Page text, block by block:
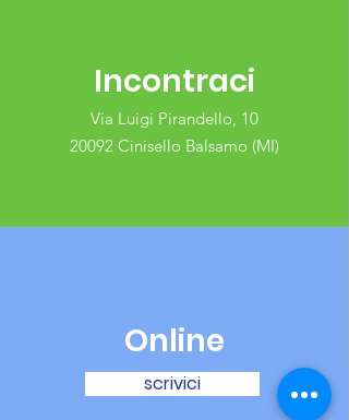
Incontraci
Via Luigi Pirandello, 10
20092 Cinisello Balsamo (MI)
Online
scrivici